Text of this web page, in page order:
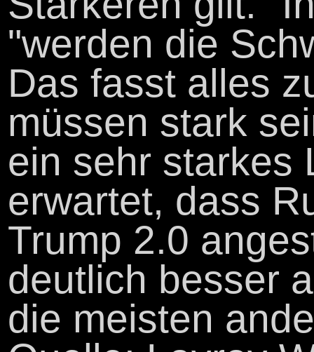
"werden die
Das fasst alles
müssen stark
ein sehr starkes
erwartet, dass
Trump 2.0
deutlich besser
die meisten